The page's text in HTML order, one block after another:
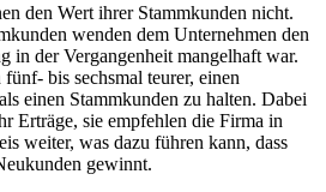
den Wert ihrer Stammkunden nicht.
wenden dem Unternehmen den
in der Vergangenheit mangelhaft war.
bis sechsmal teurer, einen
einen Stammkunden zu halten. Dabei
Erträge, sie empfehlen die Firma in
weiter, was dazu führen kann, dass
gewinnt.